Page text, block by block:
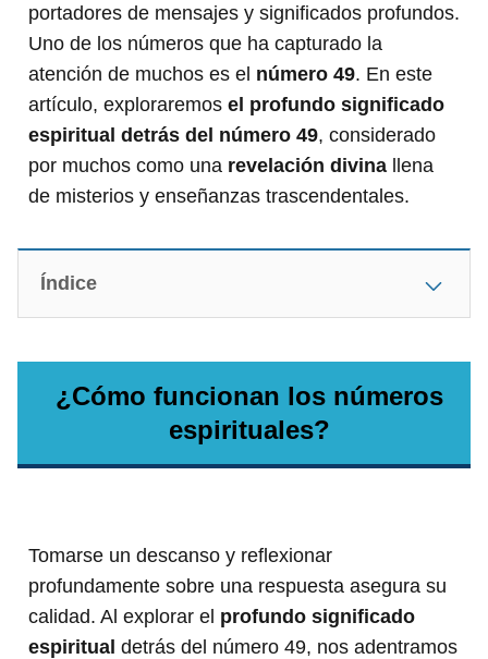
portadores de mensajes y significados profundos.
Uno de los números que ha capturado la
atención de muchos es el número 49. En este
artículo, exploraremos el profundo significado
espiritual detrás del número 49, considerado
por muchos como una revelación divina llena
de misterios y enseñanzas trascendentales.
Índice
¿Cómo funcionan los números
espirituales?
Tomarse un descanso y reflexionar
profundamente sobre una respuesta asegura su
calidad. Al explorar el profundo significado
espiritual detrás del número 49, nos adentramos